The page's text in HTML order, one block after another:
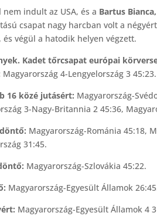
nem indult az USA, és a Bartus
csapat nagy harcban volt a
és végül a hatodik helyen végzett.
Kadet tőrcsapat európai
Magyarország 4-Lengyelország 3 45:23.
16 közé jutásért: Magyarország-
3-Nagy-Britannia 2 45:36,
Magyarország-Románia 45:18,
31:45.
Magyarország-Szlovákia 45:22.
Magyarország-Egyesült Államok
Magyarország-Egyesült Államok 4